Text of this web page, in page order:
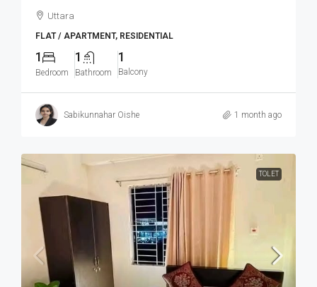
Uttara
FLAT / APARTMENT, RESIDENTIAL
1
Bedroom
1
Bathroom
1
Balcony
Sabikunnahar Oishe 1 month ago
TOLET